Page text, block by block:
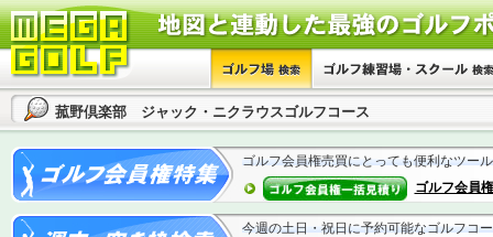
菰野倶楽部 ジャック・ニクラウスゴルフコース
ゴルフ会員権売買にとっても便利なツー
ゴルフ会員
今週の土日・祝日に予約可能なゴルフコ